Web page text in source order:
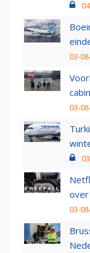
03-
03-
03-